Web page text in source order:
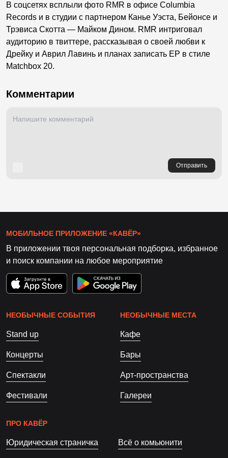
В соцсетях всплыли фото RMR в офисе Columbia
Records и в студии с партнером Канье Уэста, Бейонсе и
Трэвиса Скотта — Майком Дином. RMR интриговал
аудиторию в твиттере, рассказывая о своей любви к
Дрейку и Аврил Лавинь и планах записать EP в стиле
Matchbox 20.
Комментарии
Отправить
МОБИЛЬНОЕ ПРИЛОЖЕНИЕ «КАВЁР»
В приложении твоя персональная подборка, избранное
и поиск компании на любое мероприятие
НЕОБЫЧНЫЕ СОБЫТИЯ
Stand up
Концерты
Спектакли
Фестивали
НЕОБЫЧНЫЕ МЕСТА
Кафе
Бары
Арт-пространства
Галереи
ПРО КАВЁР
Юридическая страничка Всё о комьюнити